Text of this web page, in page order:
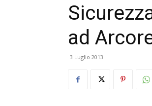
ad
3 Luglio 2013